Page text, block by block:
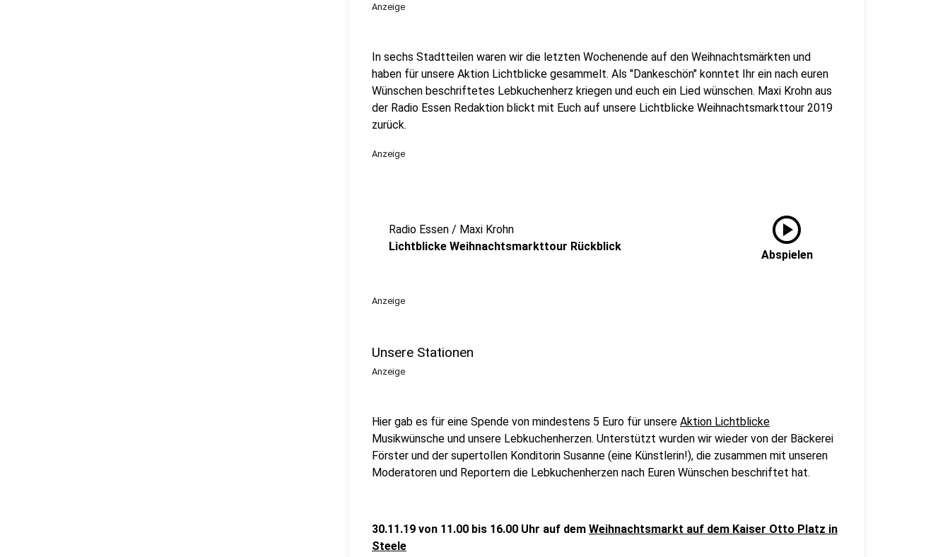
Anzeige
In sechs Stadtteilen waren wir die letzten Wochenende auf den Weihnachtsmärkten und
haben für unsere Aktion Lichtblicke gesammelt. Als "Dankeschön" konntet Ihr ein nach euren
Wünschen beschriftetes Lebkuchenherz kriegen und euch ein Lied wünschen. Maxi Krohn aus
der Radio Essen Redaktion blickt mit Euch auf unsere Lichtblicke Weihnachtsmarkttour 2019
zurück.
Anzeige
Radio Essen / Maxi Krohn
Lichtblicke Weihnachtsmarkttour Rückblick
play_circle
Abspielen
Anzeige
Unsere Stationen
Anzeige
Hier gab es für eine Spende von mindestens 5 Euro für unsere Aktion Lichtblicke
Musikwünsche und unsere Lebkuchenherzen. Unterstützt wurden wir wieder von der Bäckerei
Förster und der supertollen Konditorin Susanne (eine Künstlerin!), die zusammen mit unseren
Moderatoren und Reportern die Lebkuchenherzen nach Euren Wünschen beschriftet hat.
30.11.19 von 11.00 bis 16.00 Uhr auf dem Weihnachtsmarkt auf dem Kaiser Otto Platz in
Steele